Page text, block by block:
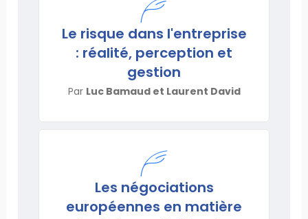
Le risque dans l'entreprise
: réalité, perception et
gestion
Par Luc Bamaud et Laurent David
Les négociations
européennes en matière